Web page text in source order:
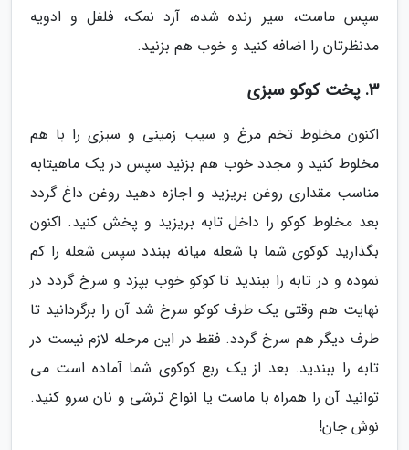
سپس ماست، سیر رنده شده، آرد نمک، فلفل و ادویه
مدنظرتان را اضافه کنید و خوب هم بزنید.
3. پخت کوکو سبزی
اکنون مخلوط تخم مرغ و سیب زمینی و سبزی را با هم
مخلوط کنید و مجدد خوب هم بزنید سپس در یک ماهیتابه
مناسب مقداری روغن بریزید و اجازه دهید روغن داغ گردد
بعد مخلوط کوکو را داخل تابه بریزید و پخش کنید. اکنون
بگذارید کوکوی شما با شعله میانه ببندد سپس شعله را کم
نموده و در تابه را ببندید تا کوکو خوب بپزد و سرخ گردد در
نهایت هم وقتی یک طرف کوکو سرخ شد آن را برگردانید تا
طرف دیگر هم سرخ گردد. فقط در این مرحله لازم نیست در
تابه را ببندید. بعد از یک ربع کوکوی شما آماده است می
توانید آن را همراه با ماست یا انواع ترشی و نان سرو کنید.
نوش جان!